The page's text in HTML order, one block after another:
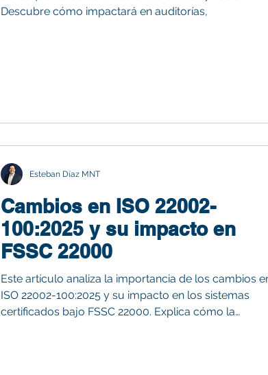
Descubre cómo impactará en auditorías,
Cambios en ISO 22002-
100:2025 y su impacto en
FSSC 22000
Este artículo analiza la importancia de los cambios
ISO 22002-100:2025 y su impacto en los sistemas
certificados bajo FSSC 22000. Explica cómo la
Esteban Díaz MNT